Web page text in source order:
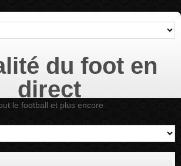
du foot en
direct
le football et plus encore